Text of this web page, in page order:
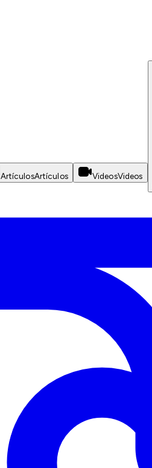
ArtículosArtículos VideosVideos